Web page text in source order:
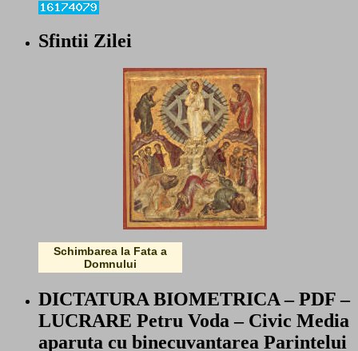
Sfintii Zilei
Schimbarea la Fata a
Domnului
DICTATURA BIOMETRICA – PDF –
LUCRARE Petru Voda – Civic Media
aparuta cu binecuvantarea Parintelui